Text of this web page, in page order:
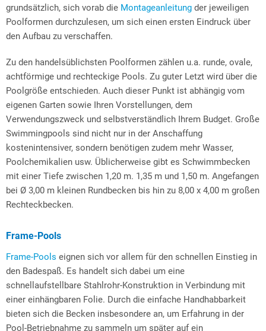
grundsätzlich, sich vorab die Montageanleitung der jeweiligen
Poolformen durchzulesen, um sich einen ersten Eindruck über
den Aufbau zu verschaffen.
Zu den handelsüblichsten Poolformen zählen u.a. runde, ovale,
achtförmige und rechteckige Pools. Zu guter Letzt wird über die
Poolgröße entschieden. Auch dieser Punkt ist abhängig vom
eigenen Garten sowie Ihren Vorstellungen, dem
Verwendungszweck und selbstverständlich Ihrem Budget. Große
Swimmingpools sind nicht nur in der Anschaffung
kostenintensiver, sondern benötigen zudem mehr Wasser,
Poolchemikalien usw. Üblicherweise gibt es Schwimmbecken
mit einer Tiefe zwischen 1,20 m. 1,35 m und 1,50 m. Angefangen
bei Ø 3,00 m kleinen Rundbecken bis hin zu 8,00 x 4,00 m großen
Rechteckbecken.
Frame-Pools
Frame-Pools eignen sich vor allem für den schnellen Einstieg in
den Badespaß. Es handelt sich dabei um eine
schnellaufstellbare Stahlrohr-Konstruktion in Verbindung mit
einer einhängbaren Folie. Durch die einfache Handhabbarkeit
bieten sich die Becken insbesondere an, um Erfahrung in der
Pool-Betriebnahme zu sammeln um später auf ein